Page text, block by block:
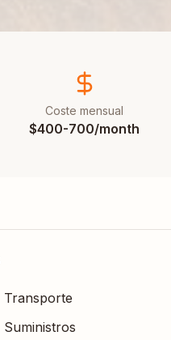
Coste mensual
$400-700/month
Transporte
Suministros